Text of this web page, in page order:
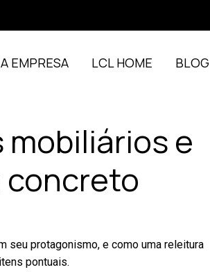
A EMPRESA LCL HOME BLOG
e
concreto
seu protagonismo, e como uma releitura
pontuais.